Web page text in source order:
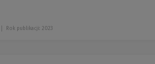
Rok publikacji: 2023